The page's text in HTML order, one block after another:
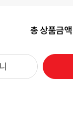
총 상품금액